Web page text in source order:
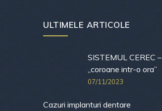
ULTIMELE ARTICOLE
SISTEMUL CEREC –
„coroane intr-o ora”
07/11/2023
Cazuri implanturi dentare